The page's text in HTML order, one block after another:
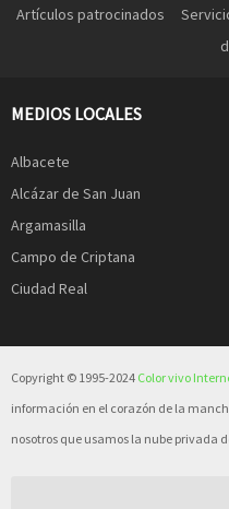
Artículos patrocinados
MEDIOS LOCALES
Albacete
Alcázar de San Juan
Argamasilla
Campo de Criptana
Ciudad Real
Copyright © 1995-2024 Color vivo
información en el corazón de la
nosotros que usamos la nube privada